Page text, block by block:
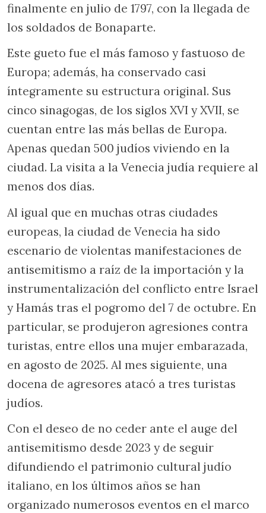
finalmente en julio de 1797, con la llegada de
los soldados de Bonaparte.
Este gueto fue el más famoso y fastuoso de
Europa; además, ha conservado casi
íntegramente su estructura original. Sus
cinco sinagogas, de los siglos XVI y XVII, se
cuentan entre las más bellas de Europa.
Apenas quedan 500 judíos viviendo en la
ciudad. La visita a la Venecia judía requiere al
menos dos días.
Al igual que en muchas otras ciudades
europeas, la ciudad de Venecia ha sido
escenario de violentas manifestaciones de
antisemitismo a raíz de la importación y la
instrumentalización del conflicto entre Israel
y Hamás tras el pogromo del 7 de octubre. En
particular, se produjeron agresiones contra
turistas, entre ellos una mujer embarazada,
en agosto de 2025. Al mes siguiente, una
docena de agresores atacó a tres turistas
judíos.
Con el deseo de no ceder ante el auge del
antisemitismo desde 2023 y de seguir
difundiendo el patrimonio cultural judío
italiano, en los últimos años se han
organizado numerosos eventos en el marco